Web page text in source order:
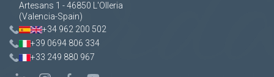
Artesans 1 - 46850 L'Olleria
(Valencia-Spain)
+34 962 200 502
+39 0694 806 334
+33 249 880 967